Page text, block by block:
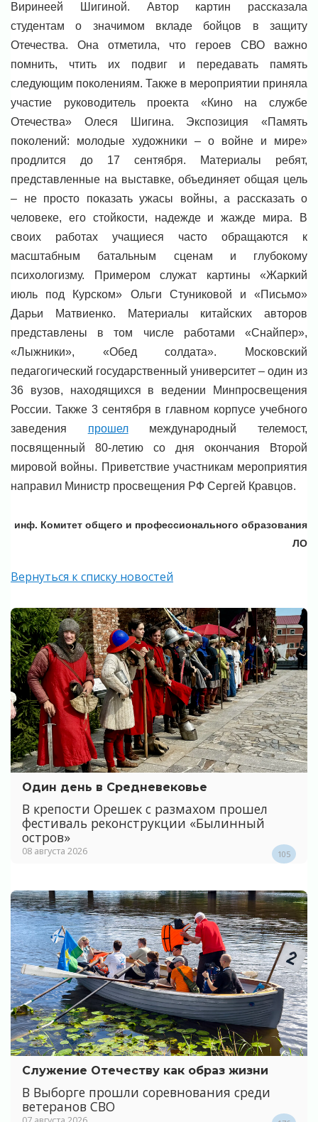
Виринеей Шигиной. Автор картин рассказала
студентам о значимом вкладе бойцов в защиту
Отечества. Она отметила, что героев СВО важно
помнить, чтить их подвиг и передавать память
следующим поколениям. Также в мероприятии приняла
участие руководитель проекта «Кино на службе
Отечества» Олеся Шигина. Экспозиция «Память
поколений: молодые художники – о войне и мире»
продлится до 17 сентября. Материалы ребят,
представленные на выставке, объединяет общая цель
– не просто показать ужасы войны, а рассказать о
человеке, его стойкости, надежде и жажде мира. В
своих работах учащиеся часто обращаются к
масштабным батальным сценам и глубокому
психологизму. Примером служат картины «Жаркий
июль под Курском» Ольги Стуниковой и «Письмо»
Дарьи Матвиенко. Материалы китайских авторов
представлены в том числе работами «Снайпер»,
«Лыжники», «Обед солдата».
Московский
педагогический государственный университет – один из
36 вузов, находящихся в ведении Минпросвещения
России. Также 3 сентября в главном корпусе учебного
заведения прошелмеждународный телемост,
посвященный 80-летию со дня окончания Второй
мировой войны. Приветствие участникам мероприятия
направил Министр просвещения РФ Сергей Кравцов.
инф. Комитет общего и профессионального образования
ЛО
Вернуться к списку новостей
Один день в Средневековье
В крепости Орешек с размахом прошел
фестиваль реконструкции «Былинный
остров»
08 августа 2026 105
Служение Отечеству как образ жизни
В Выборге прошли соревнования среди
ветеранов СВО